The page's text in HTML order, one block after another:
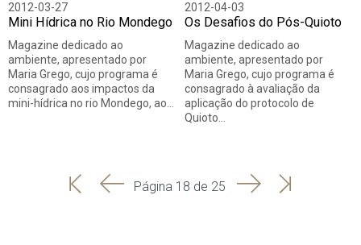
2012-03-27
Mini Hídrica no Rio Mondego
Magazine dedicado ao
ambiente, apresentado por
Maria Grego, cujo programa é
consagrado aos impactos da
mini-hídrica no rio Mondego, ao…
2012-04-03
Os Desafios do Pós-Quioto
Magazine dedicado ao
ambiente, apresentado por
Maria Grego, cujo programa é
consagrado à avaliação da
aplicação do protocolo de
Quioto…
'
'
Página 18 de 25 SeguinteÚltima